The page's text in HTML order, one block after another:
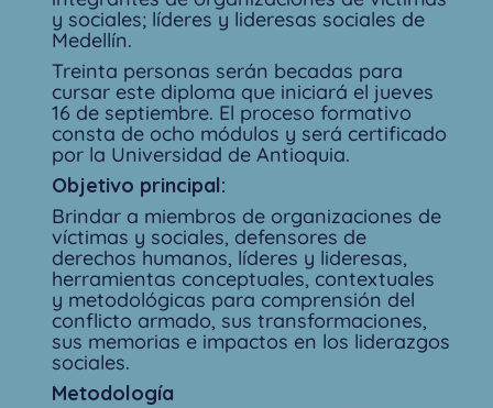
y sociales; líderes y lideresas sociales de
Medellín.
Treinta personas serán becadas para
cursar este diploma que iniciará el jueves
16 de septiembre. El proceso formativo
consta de ocho módulos y será certificado
por la Universidad de Antioquia.
Objetivo principal:
Brindar a miembros de organizaciones de
víctimas y sociales, defensores de
derechos humanos, líderes y lideresas,
herramientas conceptuales, contextuales
y metodológicas para comprensión del
conflicto armado, sus transformaciones,
sus memorias e impactos en los liderazgos
sociales.
Metodología